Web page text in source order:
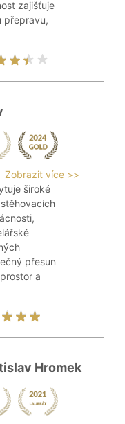
zajišťuje
přepravu,
Zobrazit více >>
široké
přesun
a
Hromek